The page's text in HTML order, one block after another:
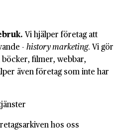
Vi hjälper företag att
- history marketing. Vi gör
filmer, webbar,
även företag som inte har
hos oss